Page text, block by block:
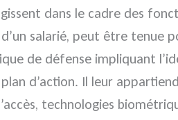
dans le cadre des
salarié, peut être tenue
de défense impliquant
d’action. Il leur
technologies